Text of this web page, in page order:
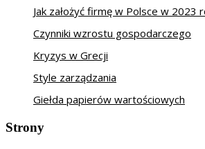
Jak założyć firmę w Polsce w 2023
Czynniki wzrostu gospodarczego
Kryzys w Grecji
Style zarządzania
Giełda papierów wartościowych
Strony